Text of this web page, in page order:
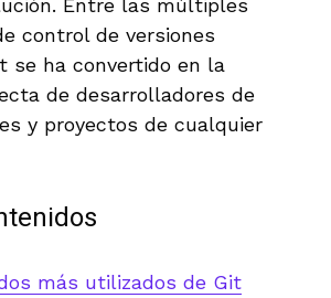
Entre las múltiples
control de versiones
se ha convertido en la
de desarrolladores de
y proyectos de cualquier
más utilizados de Git